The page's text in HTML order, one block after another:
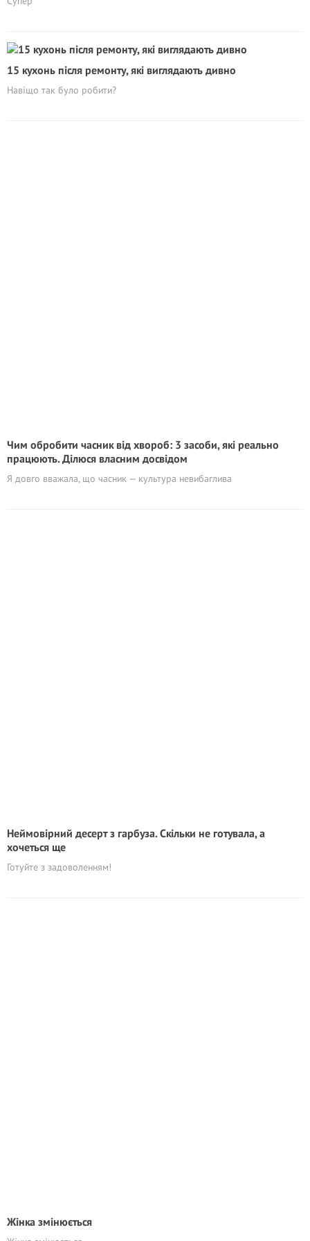
15 кухонь після ремонту, які виглядають дивно
Навіщо так було робити?
Чим обробити часник від хвороб: 3 засоби, які реально
працюють. Ділюся власним досвідом
Я довго вважала, що часник — культура невибаглива
Неймовірний десерт з гарбуза. Скільки не готувала, а
хочеться ще
Готуйте з задоволенням!
Жінка змінюється